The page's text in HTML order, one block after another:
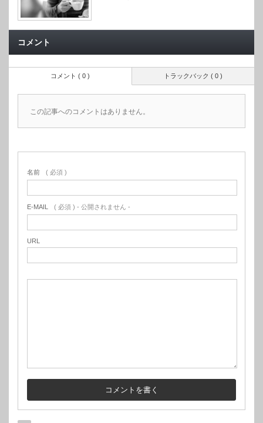
コメント
トラックバック ( 0 )
コメント ( 0 )
この記事へのコメントはありません。
名前 ( 必須 )
E-MAIL ( 必須 ) - 公開されません -
URL